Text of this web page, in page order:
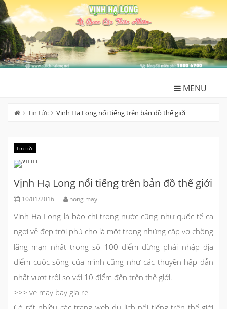
Skip
to
content
MENU
Tin tức Vịnh Hạ Long nổi tiếng trên bản đồ thế giới
Tin tức
Vịnh Hạ Long nổi tiếng trên bản đồ thế giới
10/01/2016 hong may
Vịnh Hạ Long là báo chí trong nước cũng như quốc tế ca
ngợi vẻ đẹp trời phú cho là một trong những cặp vợ chồng
lãng mạn nhất trong số 100 điểm dừng phải nhập địa
điểm cuộc sống của mình cũng như các thuyền hấp dẫn
nhất vượt trội so với 10 điểm đến trên thế giới.
>>> ve may bay gia re